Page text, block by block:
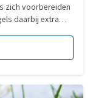
zich voorbereiden
daarbij extra
kunt helpen.